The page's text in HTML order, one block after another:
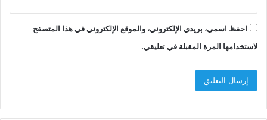
احفظ اسمي، بريدي الإلكتروني، والموقع الإلكتروني في هذا المتصفح
لاستخدامها المرة المقبلة في تعليقي.